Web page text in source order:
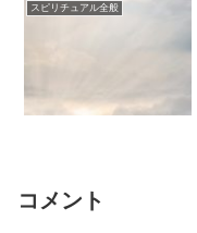
スピリチュアル全般
コメント